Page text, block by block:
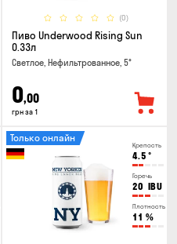
(0)
Пиво Underwood Rising Sun
0.33л
Светлое, Нефильтрованное, 5°
0,00
грн за 1
Крепость
4.5 °
Горечь
20 IBU
Плотность
11 %
Только онлайн